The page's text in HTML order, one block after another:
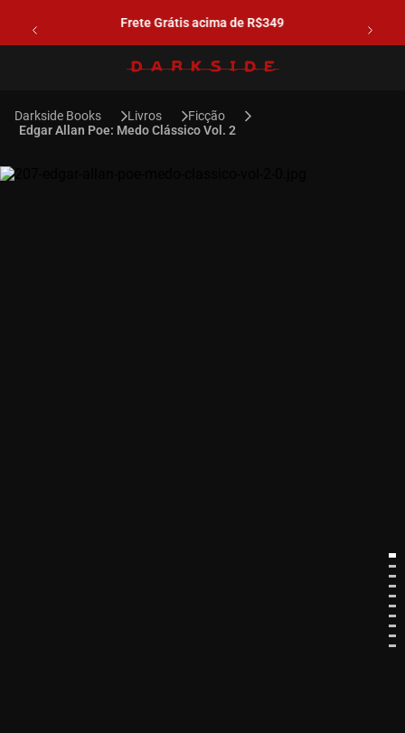
Frete Grátis acima de R$349
Livros
Ficção
Edgar Allan Poe: Medo Clássico Vol. 2